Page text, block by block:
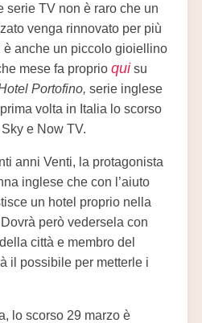
serie TV non è raro che un
venga rinnovato per più
è anche un piccolo gioiellino
mese fa proprio quisu
Portofino, serie inglese
volta in Italia lo scorso
e Now TV.
anni Venti, la protagonista
inglese che con l’aiuto
un hotel proprio nella
però vedersela con
città e membro del
il possibile per metterle i
lo scorso 29 marzo è